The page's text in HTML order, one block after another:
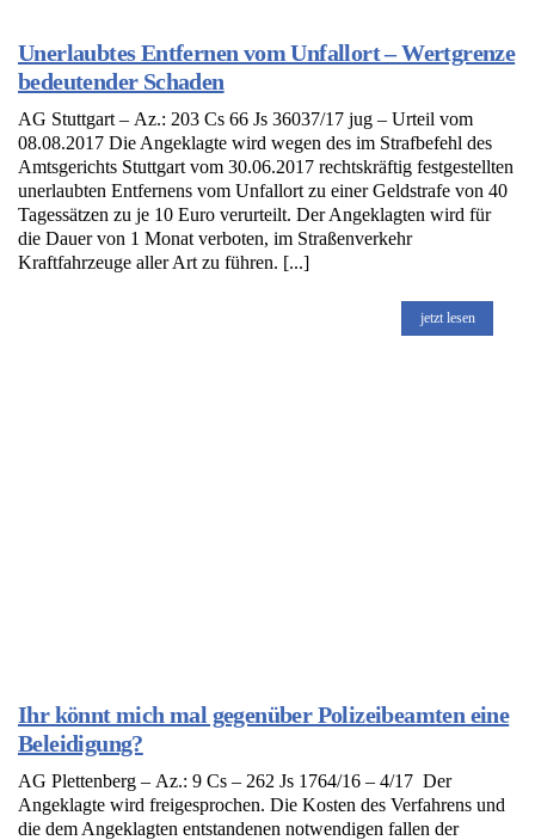
Unerlaubtes Entfernen vom Unfallort – Wertgrenze
bedeutender Schaden
AG Stuttgart – Az.: 203 Cs 66 Js 36037/17 jug – Urteil vom
08.08.2017 Die Angeklagte wird wegen des im Strafbefehl des
Amtsgerichts Stuttgart vom 30.06.2017 rechtskräftig festgestellten
unerlaubten Entfernens vom Unfallort zu einer Geldstrafe von 40
Tagessätzen zu je 10 Euro verurteilt. Der Angeklagten wird für
die Dauer von 1 Monat verboten, im Straßenverkehr
Kraftfahrzeuge aller Art zu führen. [...]
jetzt lesen
Ihr könnt mich mal gegenüber Polizeibeamten eine
Beleidigung?
AG Plettenberg – Az.: 9 Cs – 262 Js 1764/16 – 4/17 Der
Angeklagte wird freigesprochen. Die Kosten des Verfahrens und
die dem Angeklagten entstandenen notwendigen fallen der